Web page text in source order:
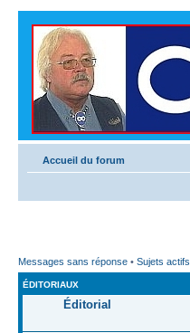
Accueil du forum
Messages sans réponse • Sujets actifs
ÉDITORIAUX
Éditorial